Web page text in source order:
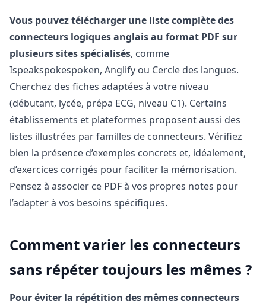
Vous pouvez télécharger une liste complète des
connecteurs logiques anglais au format PDF sur
plusieurs sites spécialisés, comme
Ispeakspokespoken, Anglify ou Cercle des langues.
Cherchez des fiches adaptées à votre niveau
(débutant, lycée, prépa ECG, niveau C1). Certains
établissements et plateformes proposent aussi des
listes illustrées par familles de connecteurs. Vérifiez
bien la présence d’exemples concrets et, idéalement,
d’exercices corrigés pour faciliter la mémorisation.
Pensez à associer ce PDF à vos propres notes pour
l’adapter à vos besoins spécifiques.
Comment varier les connecteurs
sans répéter toujours les mêmes ?
Pour éviter la répétition des mêmes connecteurs